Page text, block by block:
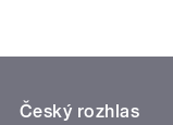
Český rozhlas